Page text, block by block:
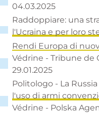
04.03.2025
Raddoppiare: una
l'Ucraina e per loro
Rendi Europa di
Védrine - Tribune de
29.01.2025
Politologo - La
l'uso di armi
Védrine - Polska